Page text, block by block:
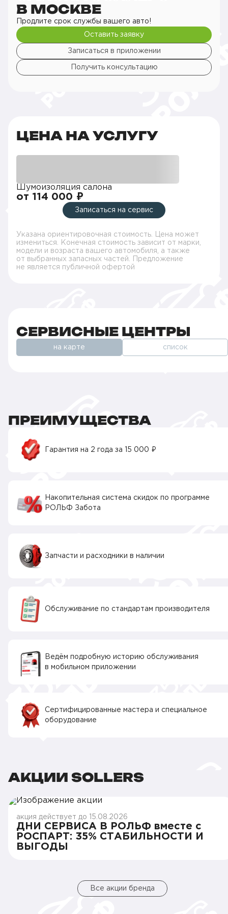
В МОСКВЕ
Продлите срок службы вашего авто!
Оставить заявку
Записаться в приложении
Получить консультацию
ЦЕНА НА УСЛУГУ
Шумоизоляция салона
от 114 000 ₽
Записаться на сервис
Указана ориентировочная стоимость. Цена может
измениться. Конечная стоимость зависит от марки,
модели и возраста вашего автомобиля, а также
от выбранных запасных частей. Предложение
не является публичной офертой
СЕРВИСНЫЕ ЦЕНТРЫ
на карте список
ПРЕИМУЩЕСТВА
Гарантия на 2 года за 15 000 ₽
Накопительная система скидок по программе
РОЛЬФ Забота
Запчасти и расходники в наличии
Обслуживание по стандартам производителя
Ведём подробную историю обслуживания
в мобильном приложении
Сертифицированные мастера и специальное
оборудование
АКЦИИ SOLLERS
акция действует до 15.08.2026
ДНИ СЕРВИСА В РОЛЬФ вместе с
РОСПАРТ: 35% СТАБИЛЬНОСТИ И
ВЫГОДЫ
Все акции бренда